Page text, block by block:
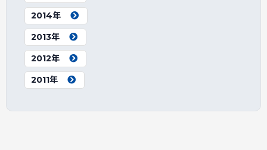
2014年
2013年
2012年
2011年